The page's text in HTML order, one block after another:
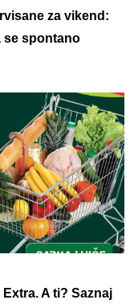
za vikend:
se spontano
A ti? Saznaj